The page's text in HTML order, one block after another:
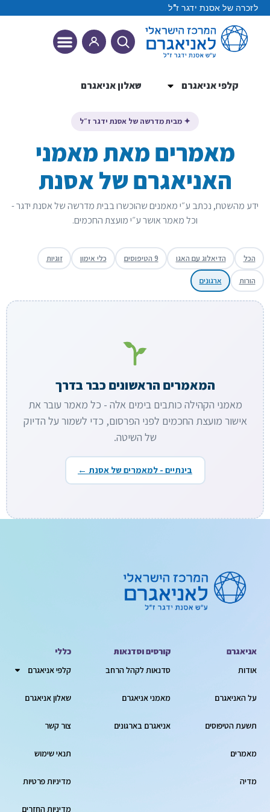
לזכרה של אסנת ידגר ז"ל
קלפי אניאגרם שאלון אניאגרם
✦ מבית מדרשה של אסנת ידגר ז״ל
מאמרים מאת מאמני
האניאגרם של אסנת
ידע מהשטח, נכתב ע״י מאמנים שהוכשרו בבית מדרשה של אסנת ידגר -
וכל מאמר אושר ע״י מועצת החכמים.
הכל הדיאלוג עם האגו 9 הטיפוסים כלי אימון זוגיות
הורות ארגונים
המאמרים הראשונים כבר בדרך
מאמני הקהילה כותבים בימים אלה - כל מאמר עובר את
אישור מועצת החכמים לפני הפרסום, כדי לשמור על הדיוק
של השיטה.
בינתיים - למאמרים של אסנת ←
אניאגרם
אודות
על האניאגרם
תשעת הטיפוסים
מאמרים
מדיה
קורסים וסדנאות
סדנאות לקהל הרחב
מאמני אניאגרם
אניאגרם בארגונים
כללי
קלפי אניאגרם
שאלון אניאגרם
צור קשר
תנאי שימוש
מדיניות פרטיות
מדיניות החזרים